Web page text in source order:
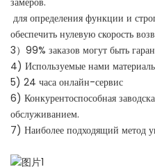
для определения функции и
обеспечить нулевую скорость
3）99% заказов могут быть
4) Используемые нами
5) 24 часа онлайн-сервис
6) Конкурентоспособная
обслуживанием.
7) Наиболее подходящий метод